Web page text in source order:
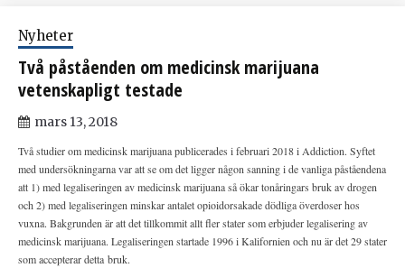
Nyheter
Två påståenden om medicinsk marijuana
vetenskapligt testade
mars 13, 2018
Två studier om medicinsk marijuana publicerades i februari 2018 i Addiction. Syftet
med undersökningarna var att se om det ligger någon sanning i de vanliga påståendena
att 1) med legaliseringen av medicinsk marijuana så ökar tonåringars bruk av drogen
och 2) med legaliseringen minskar antalet opioidorsakade dödliga överdoser hos
vuxna. Bakgrunden är att det tillkommit allt fler stater som erbjuder legalisering av
medicinsk marijuana. Legaliseringen startade 1996 i Kalifornien och nu är det 29 stater
som accepterar detta bruk.